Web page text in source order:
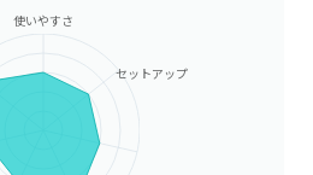
使いやすさ
セットアップ